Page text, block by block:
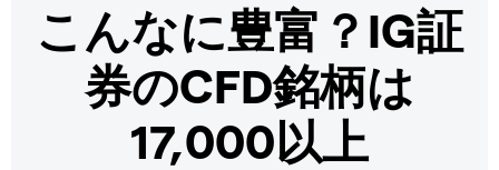
こんなに豊富？IG証
券のCFD銘柄は
17,000以上